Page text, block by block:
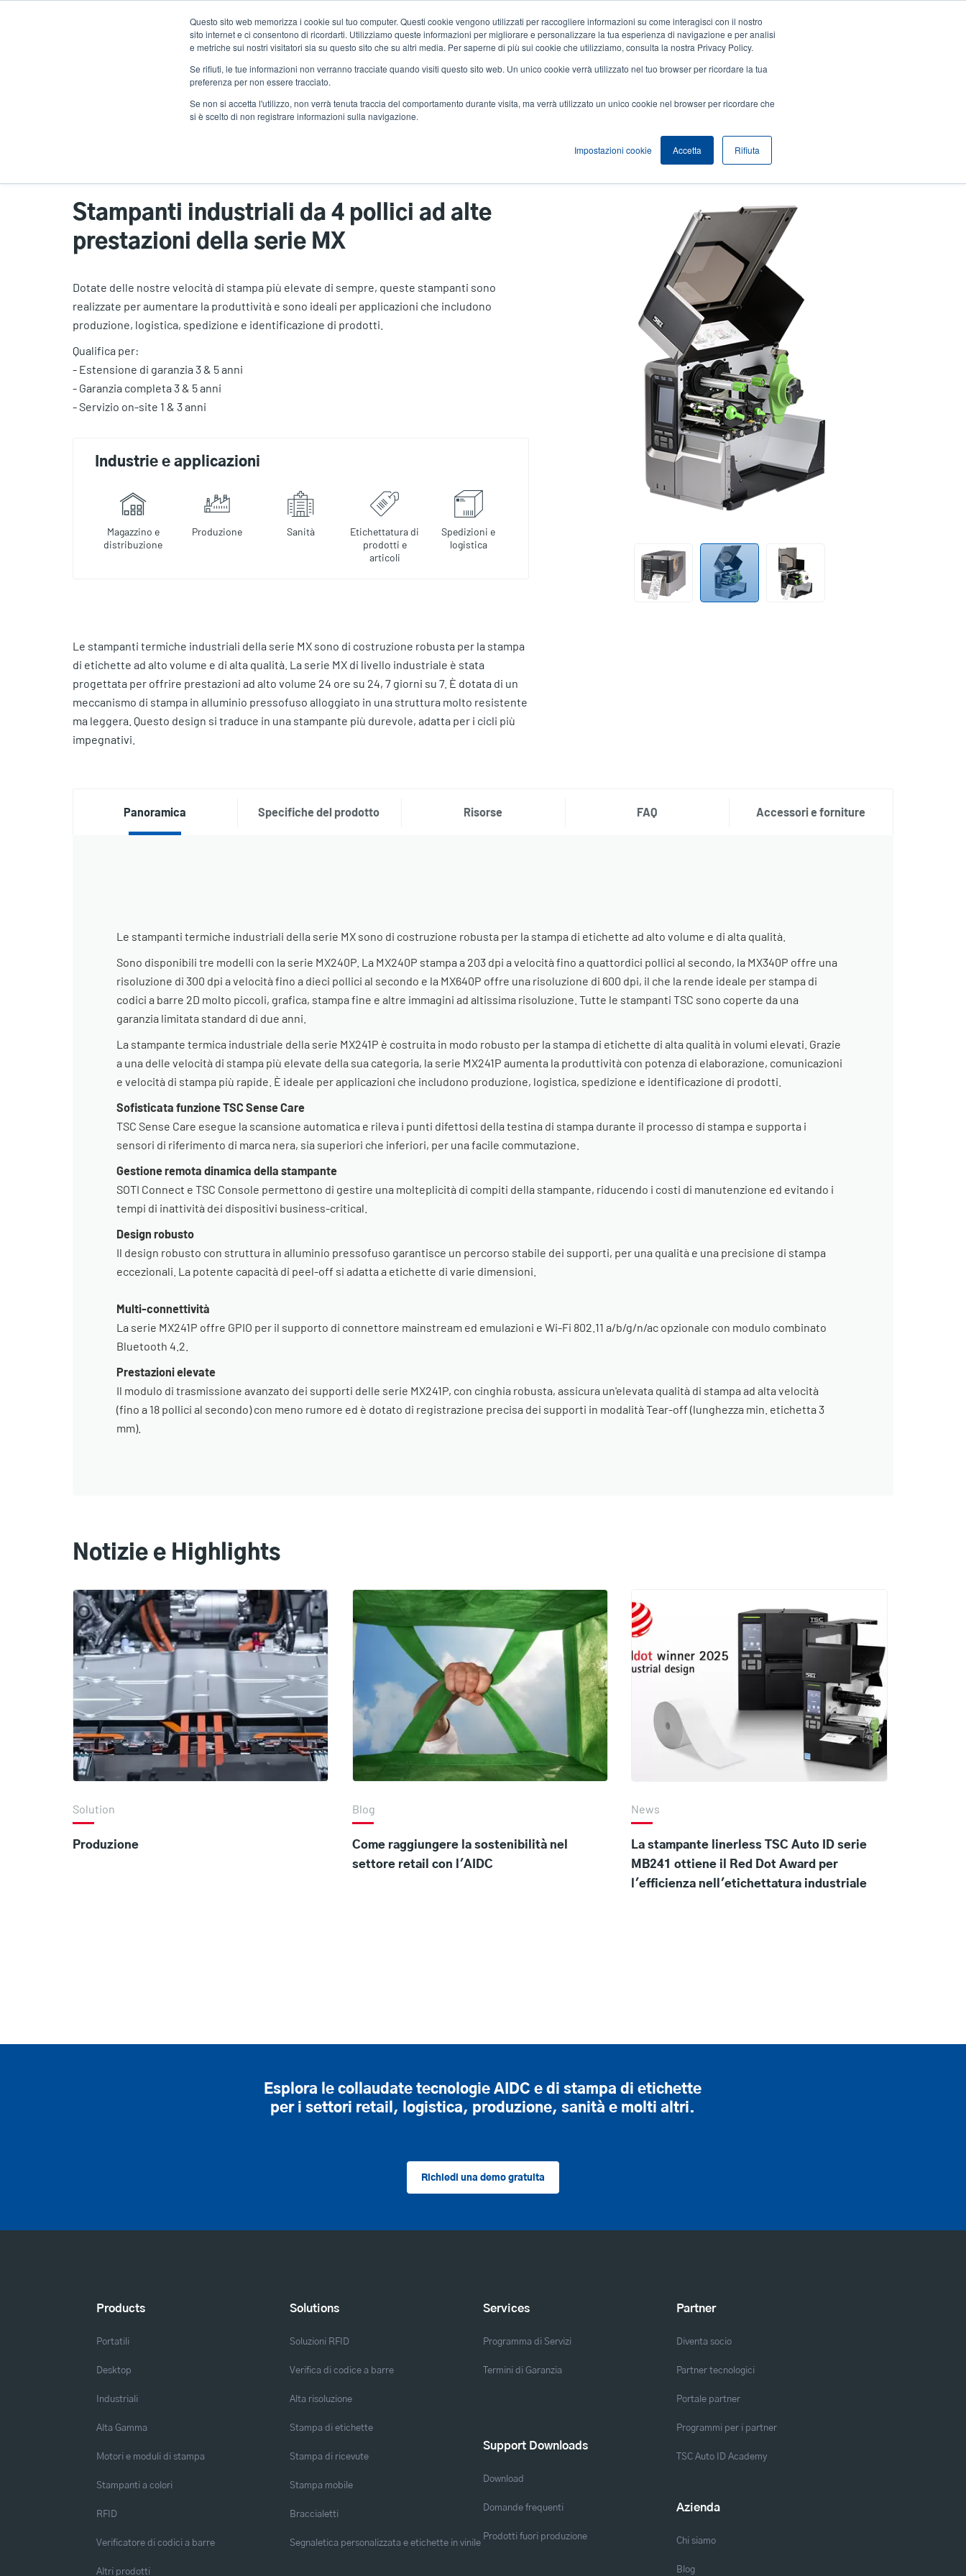
Questo sito web memorizza i cookie sul tuo computer. Questi cookie vengono utilizzati per raccogliere informazioni su come interagisci con il nostro
sito internet e ci consentono di ricordarti. Utilizziamo queste informazioni per migliorare e personalizzare la tua esperienza di navigazione e per analisi
e metriche sui nostri visitatori sia su questo sito che su altri media. Per saperne di più sui cookie che utilizziamo, consulta la nostra Privacy Policy.
Se rifiuti, le tue informazioni non verranno tracciate quando visiti questo sito web. Un unico cookie verrà utilizzato nel tuo browser per ricordare la tua
preferenza per non essere tracciato.
Se non si accetta l'utilizzo, non verrà tenuta traccia del comportamento durante visita, ma verrà utilizzato un unico cookie nel browser per ricordare che
si è scelto di non registrare informazioni sulla navigazione.
Impostazioni cookie Accetta Rifiuta
User
account
Notizie ed eventi Azienda
User
Anonymous
Accedi / Registrati
Prodotti Soluzioni Servizi Supporto e download Partner Seleziona Prodotti
Stampanti industriali da 4 pollici ad alte prestazioni della serie MX
Stampanti industriali da 4 pollici ad alte
prestazioni della serie MX
Dotate delle nostre velocità di stampa più elevate di sempre, queste stampanti sono
realizzate per aumentare la produttività e sono ideali per applicazioni che includono
produzione, logistica, spedizione e identificazione di prodotti.
Qualifica per:
- Estensione di garanzia 3 & 5 anni
- Garanzia completa 3 & 5 anni
- Servizio on-site 1 & 3 anni
Industrie e applicazioni
Magazzino e
distribuzione
Produzione Sanità
Etichettatura di
prodotti e
articoli
Spedizioni e
logistica
Le stampanti termiche industriali della serie MX sono di costruzione robusta per la stampa
di etichette ad alto volume e di alta qualità. La serie MX di livello industriale è stata
progettata per offrire prestazioni ad alto volume 24 ore su 24, 7 giorni su 7. È dotata di un
meccanismo di stampa in alluminio pressofuso alloggiato in una struttura molto resistente
ma leggera. Questo design si traduce in una stampante più durevole, adatta per i cicli più
impegnativi.
Panoramica Specifiche del prodotto Risorse FAQ Accessori e forniture
Le stampanti termiche industriali della serie MX sono di costruzione robusta per la stampa di etichette ad alto volume e di alta qualità.
Sono disponibili tre modelli con la serie MX240P. La MX240P stampa a 203 dpi a velocità fino a quattordici pollici al secondo, la MX340P offre una
risoluzione di 300 dpi a velocità fino a dieci pollici al secondo e la MX640P offre una risoluzione di 600 dpi, il che la rende ideale per stampa di
codici a barre 2D molto piccoli, grafica, stampa fine e altre immagini ad altissima risoluzione. Tutte le stampanti TSC sono coperte da una
garanzia limitata standard di due anni.
La stampante termica industriale della serie MX241P è costruita in modo robusto per la stampa di etichette di alta qualità in volumi elevati. Grazie
a una delle velocità di stampa più elevate della sua categoria, la serie MX241P aumenta la produttività con potenza di elaborazione, comunicazioni
e velocità di stampa più rapide. È ideale per applicazioni che includono produzione, logistica, spedizione e identificazione di prodotti.
Sofisticata funzione TSC Sense Care
TSC Sense Care esegue la scansione automatica e rileva i punti difettosi della testina di stampa durante il processo di stampa e supporta i
sensori di riferimento di marca nera, sia superiori che inferiori, per una facile commutazione.
Gestione remota dinamica della stampante
SOTI Connect e TSC Console permettono di gestire una molteplicità di compiti della stampante, riducendo i costi di manutenzione ed evitando i
tempi di inattività dei dispositivi business-critical.
Design robusto
Il design robusto con struttura in alluminio pressofuso garantisce un percorso stabile dei supporti, per una qualità e una precisione di stampa
eccezionali. La potente capacità di peel-off si adatta a etichette di varie dimensioni.
Multi-connettività
La serie MX241P offre GPIO per il supporto di connettore mainstream ed emulazioni e Wi-Fi 802.11 a/b/g/n/ac opzionale con modulo combinato
Bluetooth 4.2.
Prestazioni elevate
Il modulo di trasmissione avanzato dei supporti delle serie MX241P, con cinghia robusta, assicura un'elevata qualità di stampa ad alta velocità
(fino a 18 pollici al secondo) con meno rumore ed è dotato di registrazione precisa dei supporti in modalità Tear-off (lunghezza min. etichetta 3
mm).
Notizie e Highlights
Solution
Produzione
Blog
Come raggiungere la sostenibilità nel
settore retail con l'AIDC
News
La stampante linerless TSC Auto ID serie
MB241 ottiene il Red Dot Award per
l'efficienza nell'etichettatura industriale
Esplora le collaudate tecnologie AIDC e di stampa di etichette
per i settori retail, logistica, produzione, sanità e molti altri.
Richiedi una demo gratuita
Products
Portatili
Desktop
Industriali
Alta Gamma
Motori e moduli di stampa
Stampanti a colori
RFID
Verificatore di codici a barre
Altri prodotti
Solutions
Soluzioni RFID
Verifica di codice a barre
Alta risoluzione
Stampa di etichette
Stampa di ricevute
Stampa mobile
Braccialetti
Segnaletica personalizzata e etichette in vinile
Services
Programma di Servizi
Termini di Garanzia
Support Downloads
Download
Domande frequenti
Prodotti fuori produzione
Partner
Diventa socio
Partner tecnologici
Portale partner
Programmi per i partner
TSC Auto ID Academy
Azienda
Chi siamo
Blog